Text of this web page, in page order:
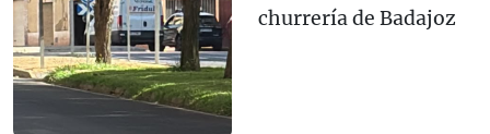
churrería de Badajoz